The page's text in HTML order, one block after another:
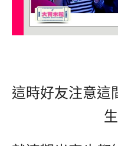
這時好友注意這